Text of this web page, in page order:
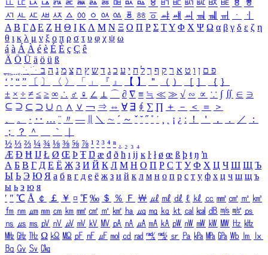
ㅥ ㅦ ㅧ ㅨ ㅩ ㅪ ㅫ ㅬ ㅭ ㅮ ㅯ ㅰ ㅱ ㅲ ㅳ ㅴ ㅵ ㅶ ㅷ ㅸ
ㅹ
ㅺ ㅻ ㅼ ㅽ ㅾ ㅿ ㆀ ㆁ ㆂ ㆃ ㆄ ㆅ ㆆ ㆇ ㆈ ㆉ ㆊ ㆋ ㆌ ㆍ
ㆎ
Α Β ΓΔ Ε Ζ Η Θ Ι ΚΛ Μ Ν Ξ Ο Π Ρ Σ ΤΥ Φ Χ Ψ Ω α β γ δ ε ζ η
θ ι κ λ μ ν ξ ο π ρ σ τ υ φ χ ψ ω
á à Á À é è É È ç Ç ê
Ä Ö Ü ä ö ü ß
ִֶֹ ֻּ ׁׂ פ ם ן ו ט א ר ק ף ך ל ח י ע כ ג ד ש ץ ת צ מ נ ה ב
‘ ’ “ ” 〔 〕 〈 〉 「 」 『 』 【 】 ＂ （ ） ［ ］ ｛ ｝
± × ÷ ≠ ≤ ≥ ∞ ∴ ♂ ♀ ∠ ⊥ ⌒ ∂ ∇ ≡ ≒ ≪ ≫ √ ∽ ∝ ∵ ∫ ∬ ∈ ∋
⊆ ⊇ ⊂ ⊃ ∪ ∩ ∧ ∨ ￢ ⇒ ⇔ ∀ ∃ ∮ ∑ ∏ ＋ － ＜ ＝
＞
、
。 · ‥ … ¨ 〃 ― ＼ ∼ ´ ～ ˇ ˘ ˝ ˚ ˙ ¸ ¡ ¿ ː ！ ＇ ， ． ／
：
；
？ ＾ ｀
½ ⅓ ⅔ ¼ ¾ ⅛ ⅜ ⅝ ⅞ ¹ ² ³ ⁴ ⁿ ₁ ₂ ₃ ₄
Æ Ð Ħ Ĳ Ł Ø Œ Þ Ŧ Ŋ æ đ ð ħ ı ĳ ĸ ŀ ł ø œ ß þ ŧ ŋ ŉ
А Б В Г Д Е Ё Ж З И Й К Л М Н О П Р С Т У Ф Х Ц Ч Ш Щ Ъ
Ы Ь Э Ю Я а б в г д е ё ж з и й к л м н о п р с т у ф х ц ч ш щ ъ
ы ь э ю я
′ ″ ℃ Å ￠ ￡ ￥ ¤ ℉ ‰ ＄ ％ Ｆ ￦ ㎕ ㎖ ㎗ ℓ ㎘ ㏄ ㎣ ㎤ ㎥ ㎦
㎙ ㎚ ㎛ ㎜ ㎝ ㎞ ㎟ ㎠ ㎡ ㎢ ㏊ ㎍ ㎎ ㎏ ㏏ ㎈ ㎉ ㏈ ㎧ ㎨ ㎰
㎱ ㎲ ㎳ ㎴ ㎵ ㎶ ㎷ ㎸ ㎹ ㎀ ㎁ ㎂ ㎃ ㎄ ㎺ ㎻ ㎽ ㎾ ㎿ ㎐ ㎑
㎒ ㎓ ㎔ Ω ㏀ ㏁ ㎊ ㎋ ㎌ ㏖ ㏅ ㎭ ㎮ ㎯ ㏛ ㎩ ㎪ ㎫ ㎬ ㏝ ㏐
㏓
㏃ ㏉ ㏜ ㏆